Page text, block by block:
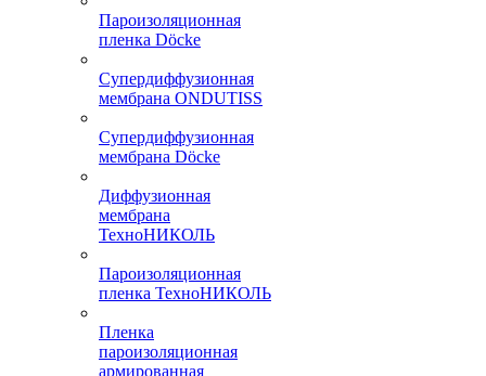
Пароизоляционная
пленка Döcke
Супердиффузионная
мембрана ONDUTISS
Супердиффузионная
мембрана Döcke
Диффузионная
мембрана
ТехноНИКОЛЬ
Пароизоляционная
пленка ТехноНИКОЛЬ
Пленка
пароизоляционная
армированная